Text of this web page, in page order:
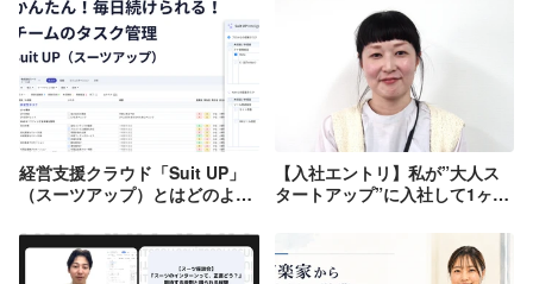
占める割合がわずか0.3％の大企業が付加
価値額全体の47.1％を生み出すものの、
中小企業等の従業者は全従事者の約70％
もあり、中小企業等の生産性の改善が急
務です。当社は、クライアント企業様で
ある中小企業等に対して、当社が培った
経営ノウハウを移植し、生産性の向上を
目指します。 ３．企業の成長は人の成
長、企業の再生は人の再生 当社の「経営
支援」は財務面の支援にとどまらず、売
るというビジネスモデルの構築を目標と
しています。そのためには、全社一丸と
経営支援クラウド「Suit UP」
（スーツアップ）とはどのよう
します！
【入社エントリ】私が”大人ス
タートアップ”に入社して1ヶ月